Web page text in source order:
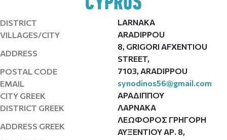
DISTRICT
LARNAKA
VILLAGES/CITY
ARADIPPOU
ADDRESS
8, GRIGORI AFXENTIOU
STREET,
POSTAL CODE
7103, ARADIPPOU
EMAIL
synodinos56@gmail.com
CITY GREEK
ΑΡΑΔΙΠΠΟΥ
DISTRICT GREEK
ΛΑΡΝΑΚΑ
ADDRESS GREEK
ΛΕΩΦΟΡΟΣ ΓΡΗΓΟΡΗ
ΑΥΞΕΝΤΙΟΥ ΑΡ. 8,